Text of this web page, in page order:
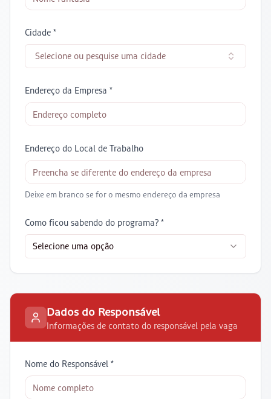
Cidade *
Selecione ou pesquise uma cidade
Endereço da Empresa *
Endereço do Local de Trabalho
Deixe em branco se for o mesmo endereço da empresa
Como ficou sabendo do programa? *
Selecione uma opção
Dados do Responsável
Informações de contato do responsável pela vaga
Nome do Responsável *